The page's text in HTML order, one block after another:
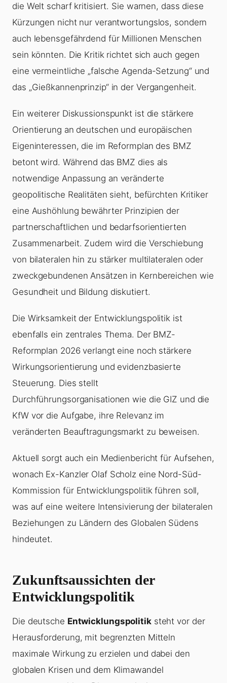
die Welt scharf kritisiert. Sie warnen, dass diese
Kürzungen nicht nur verantwortungslos, sondern
auch lebensgefährdend für Millionen Menschen
sein könnten. Die Kritik richtet sich auch gegen
eine vermeintliche „falsche Agenda-Setzung“ und
das „Gießkannenprinzip“ in der Vergangenheit.
Ein weiterer Diskussionspunkt ist die stärkere
Orientierung an deutschen und europäischen
Eigeninteressen, die im Reformplan des BMZ
betont wird. Während das BMZ dies als
notwendige Anpassung an veränderte
geopolitische Realitäten sieht, befürchten Kritiker
eine Aushöhlung bewährter Prinzipien der
partnerschaftlichen und bedarfsorientierten
Zusammenarbeit. Zudem wird die Verschiebung
von bilateralen hin zu stärker multilateralen oder
zweckgebundenen Ansätzen in Kernbereichen wie
Gesundheit und Bildung diskutiert.
Die Wirksamkeit der Entwicklungspolitik ist
ebenfalls ein zentrales Thema. Der BMZ-
Reformplan 2026 verlangt eine noch stärkere
Wirkungsorientierung und evidenzbasierte
Steuerung. Dies stellt
Durchführungsorganisationen wie die GIZ und die
KfW vor die Aufgabe, ihre Relevanz im
veränderten Beauftragungsmarkt zu beweisen.
Aktuell sorgt auch ein Medienbericht für Aufsehen,
wonach Ex-Kanzler Olaf Scholz eine Nord-Süd-
Kommission für Entwicklungspolitik führen soll,
was auf eine weitere Intensivierung der bilateralen
Beziehungen zu Ländern des Globalen Südens
hindeutet.
Zukunftsaussichten der
Entwicklungspolitik
Die deutsche Entwicklungspolitiksteht vor der
Herausforderung, mit begrenzten Mitteln
maximale Wirkung zu erzielen und dabei den
globalen Krisen und dem Klimawandel